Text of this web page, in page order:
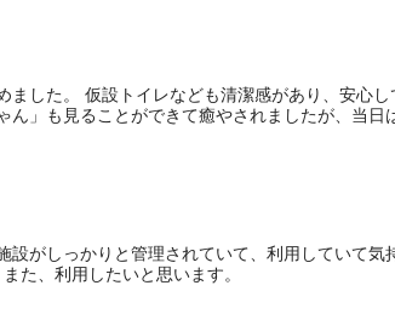
ました。 仮設トイレなども清潔感があり、安心し
ん」も見ることができて癒やされましたが、当日
設がしっかりと管理されていて、利用していて気
た、利用したいと思います。